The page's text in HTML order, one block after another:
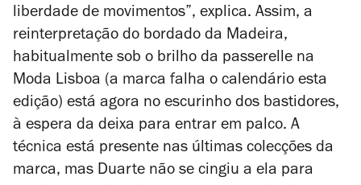
liberdade de movimentos”, explica. Assim, a
reinterpretação do bordado da Madeira,
habitualmente sob o brilho da passerelle na
Moda Lisboa (a marca falha o calendário esta
edição) está agora no escurinho dos bastidores,
à espera da deixa para entrar em palco. A
técnica está presente nas últimas colecções da
marca, mas Duarte não se cingiu a ela para